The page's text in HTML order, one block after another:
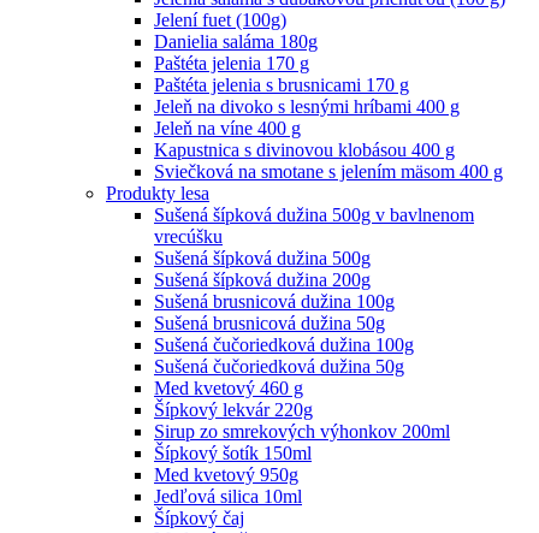
Jelení fuet (100g)
Danielia saláma 180g
Paštéta jelenia 170 g
Paštéta jelenia s brusnicami 170 g
Jeleň na divoko s lesnými hríbami 400 g
Jeleň na víne 400 g
Kapustnica s divinovou klobásou 400 g
Sviečková na smotane s jelením mäsom 400 g
Produkty lesa
Sušená šípková dužina 500g v bavlnenom
vrecúšku
Sušená šípková dužina 500g
Sušená šípková dužina 200g
Sušená brusnicová dužina 100g
Sušená brusnicová dužina 50g
Sušená čučoriedková dužina 100g
Sušená čučoriedková dužina 50g
Med kvetový 460 g
Šípkový lekvár 220g
Sirup zo smrekových výhonkov 200ml
Šípkový šotík 150ml
Med kvetový 950g
Jedľová silica 10ml
Šípkový čaj